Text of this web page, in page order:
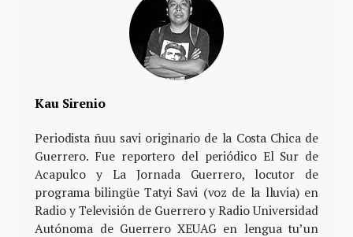
Kau Sirenio
Periodista ñuu savi originario de la Costa Chica de
Guerrero. Fue reportero del periódico El Sur de
Acapulco y La Jornada Guerrero, locutor de
programa bilingüe Tatyi Savi (voz de la lluvia) en
Radio y Televisión de Guerrero y Radio Universidad
Autónoma de Guerrero XEUAG en lengua tu’un